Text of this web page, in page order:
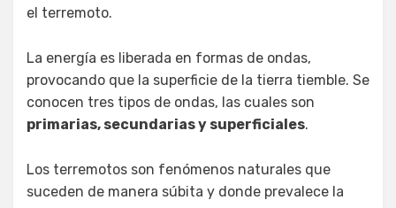
el terremoto.
La energía es liberada en formas de ondas,
provocando que la superficie de la tierra tiemble. Se
conocen tres tipos de ondas, las cuales son
primarias, secundarias y superficiales.
Los terremotos son fenómenos naturales que
suceden de manera súbita y donde prevalece la